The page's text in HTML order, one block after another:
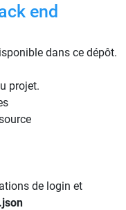
end
dans ce dépôt.
projet.
de login et